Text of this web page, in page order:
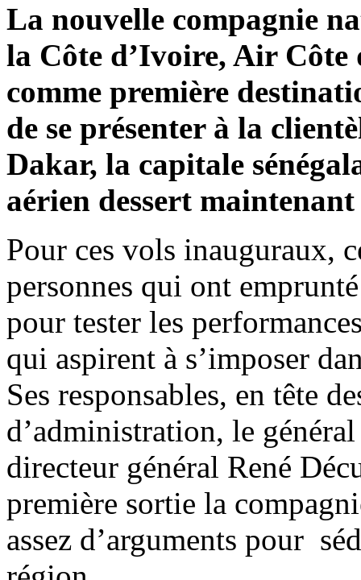
La nouvelle compagnie
la Côte d’Ivoire, Air Côte
comme première
de se présenter à la
Dakar, la capitale
aérien dessert
Pour ces vols inauguraux,
personnes qui ont
pour tester les
qui aspirent à s’imposer
Ses responsables, en tête
d’administration, le
directeur général René
première sortie la
assez d’arguments pour